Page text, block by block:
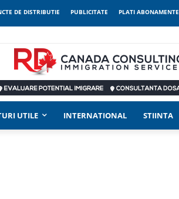
DE DISTRIBUTIE PUBLICITATE PLATI ABONAMENTE
UTILE INTERNATIONAL STIINTA